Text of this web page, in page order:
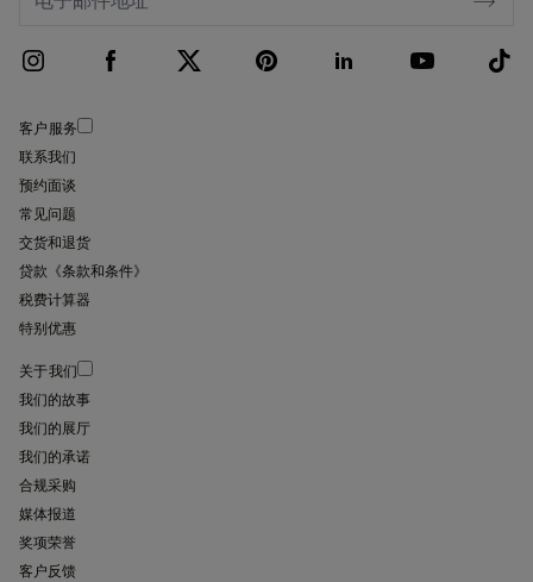
客户服务
联系我们
预约面谈
常见问题
交货和退货
贷款《条款和条件》
税费计算器
特别优惠
关于我们
我们的故事
我们的展厅
我们的承诺
合规采购
媒体报道
奖项荣誉
客户反馈